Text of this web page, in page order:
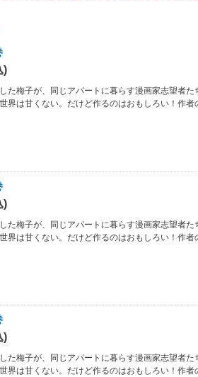
)
た梅子が、同じアパートに暮らす漫画家志望者た
界は甘くない。だけど作るのはおもしろい！作者
)
た梅子が、同じアパートに暮らす漫画家志望者た
界は甘くない。だけど作るのはおもしろい！作者
)
た梅子が、同じアパートに暮らす漫画家志望者た
界は甘くない。だけど作るのはおもしろい！作者